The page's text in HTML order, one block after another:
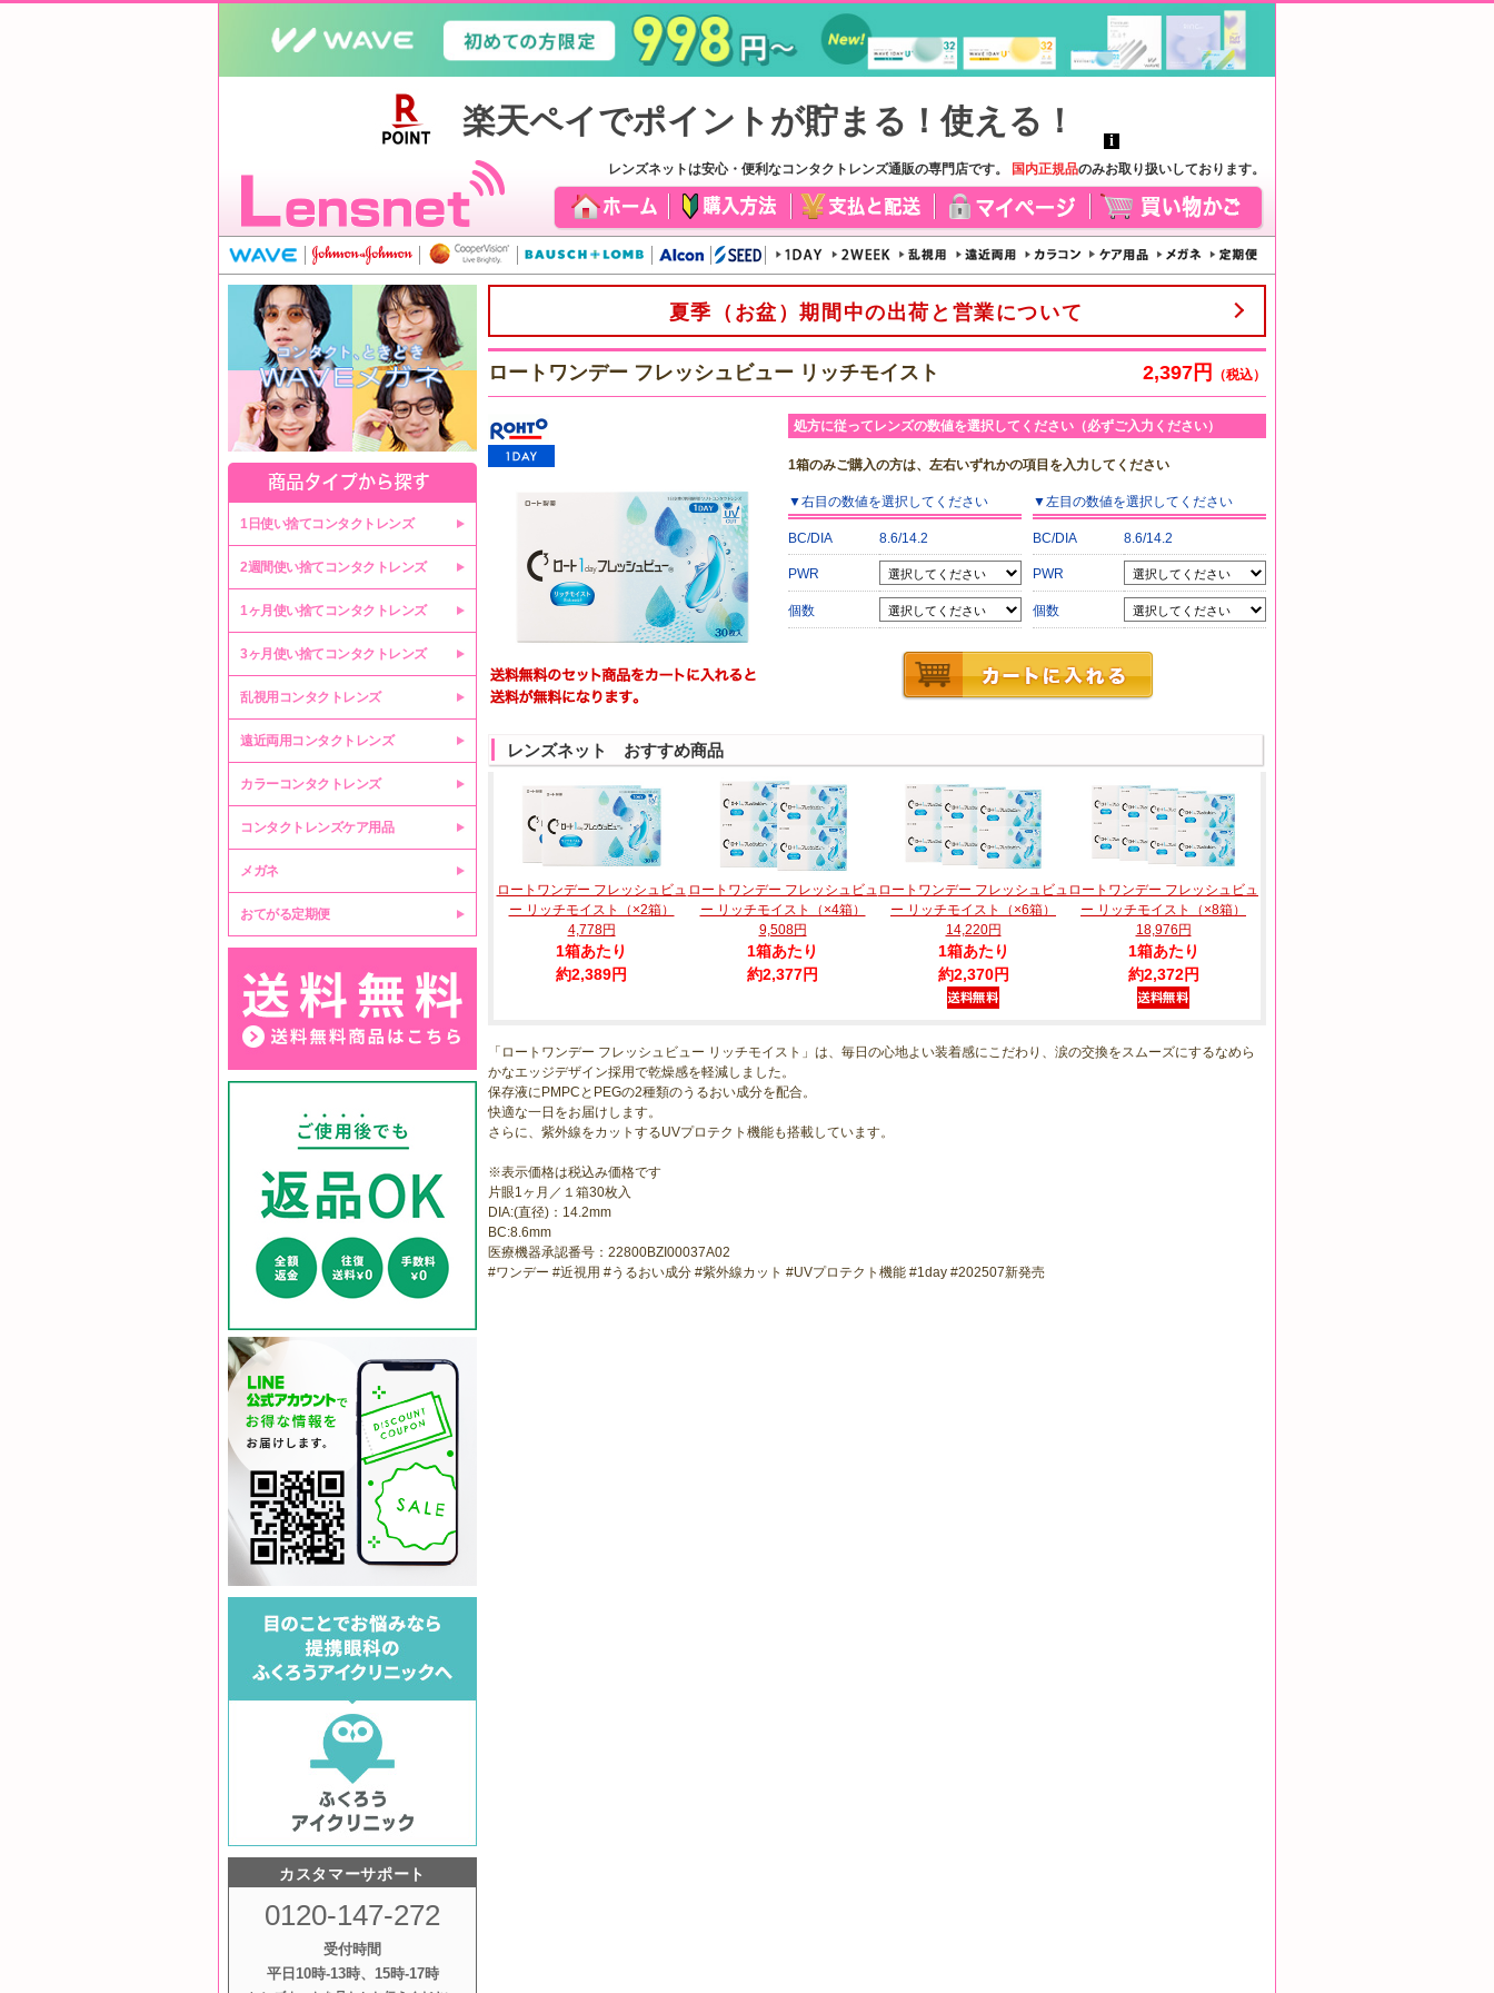
レンズネットは安心・便利なコンタクトレンズ通販の専門店です。 国内正規品のみお取り扱いしております。
1日使い捨てコンタクトレンズ
2週間使い捨てコンタクトレンズ
1ヶ月使い捨てコンタクトレンズ
3ヶ月使い捨てコンタクトレンズ
乱視用コンタクトレンズ
遠近両用コンタクトレンズ
カラーコンタクトレンズ
コンタクトレンズケア用品
メガネ
おてがる定期便
カスタマーサポート
0120-147-272
受付時間
平日10時‐13時、15時‐17時
夏季（お盆）期間中の出荷と営業について
ロートワンデー フレッシュビュー リッチモイスト 2,397円 （税込）
処方に従ってレンズの数値を選択してください（必ずご入力ください）
1箱のみご購入の方は、左右いずれかの項目を入力してください
▼右目の数値を選択してください
BC/DIA 8.6/14.2
PWR
個数
▼左目の数値を選択してください
BC/DIA 8.6/14.2
PWR
個数
レンズネット おすすめ商品
ロートワンデー フレッシュビュ
ー リッチモイスト（×2箱）
4,778円
1箱あたり
約2,389円
ロートワンデー フレッシュビュ
ー リッチモイスト（×4箱）
9,508円
1箱あたり
約2,377円
ロートワンデー フレッシュビュ
ー リッチモイスト（×6箱）
14,220円
1箱あたり
約2,370円
ロートワンデー フレッシュビュ
ー リッチモイスト（×8箱）
18,976円
1箱あたり
約2,372円
「ロートワンデー フレッシュビュー リッチモイスト」は、毎日の心地よい装着感にこだわり、涙の交換をスムーズにするなめら
かなエッジデザイン採用で乾燥感を軽減しました。
保存液にPMPCとPEGの2種類のうるおい成分を配合。
快適な一日をお届けします。
さらに、紫外線をカットするUVプロテクト機能も搭載しています。
※表示価格は税込み価格です
片眼1ヶ月／１箱30枚入
DIA:(直径)：14.2mm
BC:8.6mm
医療機器承認番号：22800BZI00037A02
#ワンデー #近視用 #うるおい成分 #紫外線カット #UVプロテクト機能 #1day #202507新発売